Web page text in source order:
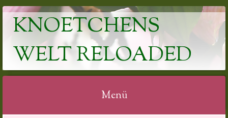
KNOETCHENS
WELT RELOADED
Menü